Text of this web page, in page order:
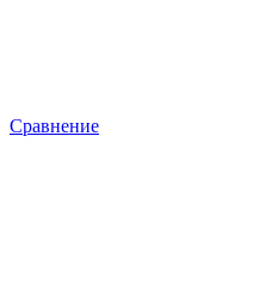
Сравнение